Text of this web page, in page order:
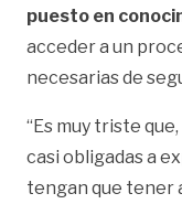
puesto en
acceder a un
necesarias de
“Es muy triste
casi obligadas a
tengan que tener